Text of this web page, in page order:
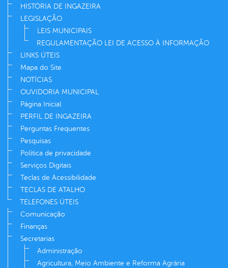
HISTÓRIA DE INGAZEIRA
LEGISLAÇÃO
LEIS MUNICIPAIS
REGULAMENTAÇÃO LEI DE ACESSO À INFORMAÇÃO
LINKS ÚTEIS
Mapa do Site
NOTÍCIAS
OUVIDORIA MUNICIPAL
Página Inicial
PERFIL DE INGAZEIRA
Perguntas Frequentes
Pesquisas
Política de privacidade
Serviços Digitais
Teclas de Acessibilidade
TECLAS DE ATALHO
TELEFONES ÚTEIS
Comunicação
Finanças
Secretarias
Administração
Agricultura, Meio Ambiente e Reforma Agrária